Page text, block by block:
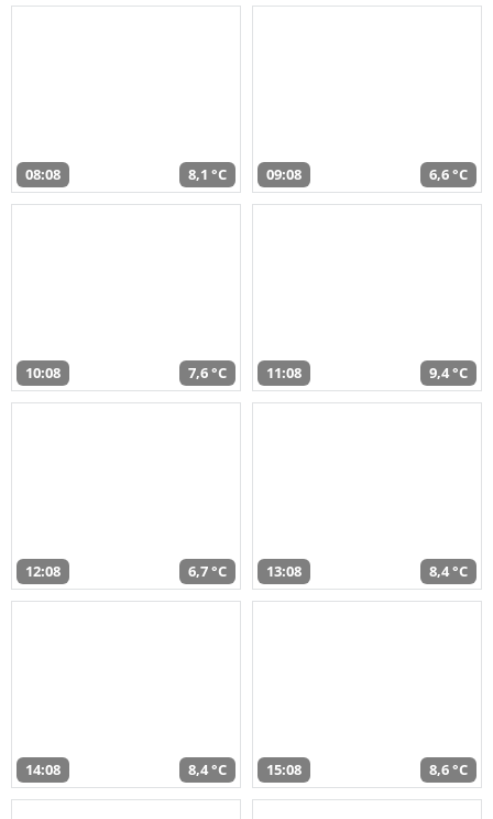
08:08 8,1 °C 09:08 6,6 °C
10:08 7,6 °C 11:08 9,4 °C
12:08 6,7 °C 13:08 8,4 °C
14:08 8,4 °C 15:08 8,6 °C